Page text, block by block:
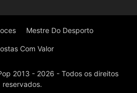
Mestre Do Desporto
Com Valor
2013 - 2026 - Todos os direitos
reservados.